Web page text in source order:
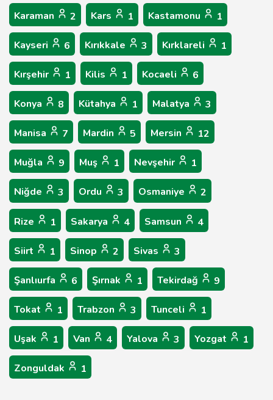
Karaman 2 Kars 1 Kastamonu 1
Kayseri 6 Kırıkkale 3 Kırklareli 1
Kırşehir 1 Kilis 1 Kocaeli 6
Konya 8 Kütahya 1 Malatya 3
Manisa 7 Mardin 5 Mersin 12
Muğla 9 Muş 1 Nevşehir 1
Niğde 3 Ordu 3 Osmaniye 2
Rize 1 Sakarya 4 Samsun 4
Siirt 1 Sinop 2 Sivas 3
Şanlıurfa 6 Şırnak 1 Tekirdağ 9
Tokat 1 Trabzon 3 Tunceli 1
Uşak 1 Van 4 Yalova 3 Yozgat 1
Zonguldak 1